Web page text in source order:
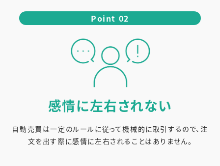
Point 02
感情に左右されない
自動売買は一定のルールに従って機械的に取引するので、注
文を出す際に感情に左右されることはありません。